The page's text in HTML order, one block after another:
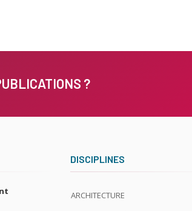
?
DISCIPLINES
ARCHITECTURE